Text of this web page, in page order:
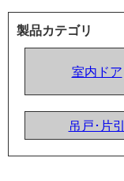
製品カテゴリ
室内ドア
吊戸･片引